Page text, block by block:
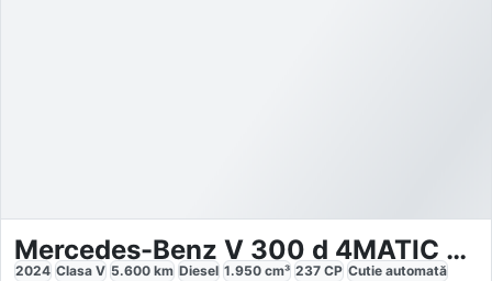
Mercedes-Benz V 300 d 4MATIC Edition
2024 Clasa V 5.600 km Diesel 1.950 cm³ 237 CP Cutie automată